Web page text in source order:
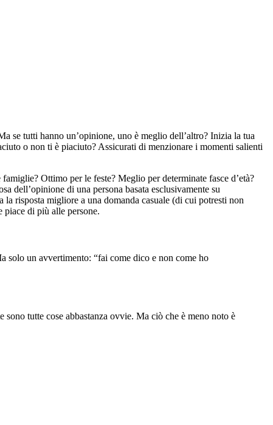
se tutti hanno un’opinione, uno è meglio dell’altro? Inizia la tua
o non ti è piaciuto? Assicurati di menzionare i momenti salienti
Ottimo per le feste? Meglio per determinate fasce d’età?
dell’opinione di una persona basata esclusivamente su
risposta migliore a una domanda casuale (di cui potresti non
piace di più alle persone.
solo un avvertimento: “fai come dico e non come ho
tutte cose abbastanza ovvie. Ma ciò che è meno noto è